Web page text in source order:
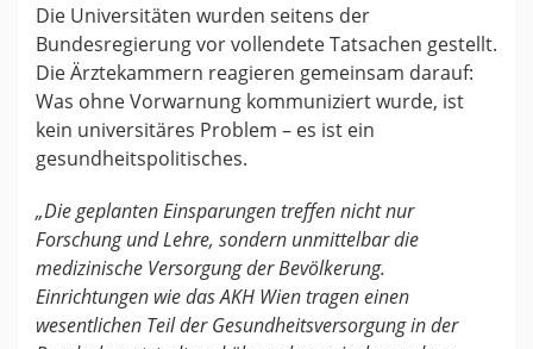
Die Universitäten wurden seitens der
Bundesregierung vor vollendete Tatsachen gestellt.
Die Ärztekammern reagieren gemeinsam darauf:
Was ohne Vorwarnung kommuniziert wurde, ist
kein universitäres Problem – es ist ein
gesundheitspolitisches.
„Die geplanten Einsparungen treffen nicht nur
Forschung und Lehre, sondern unmittelbar die
medizinische Versorgung der Bevölkerung.
Einrichtungen wie das AKH Wien tragen einen
wesentlichen Teil der Gesundheitsversorgung in der